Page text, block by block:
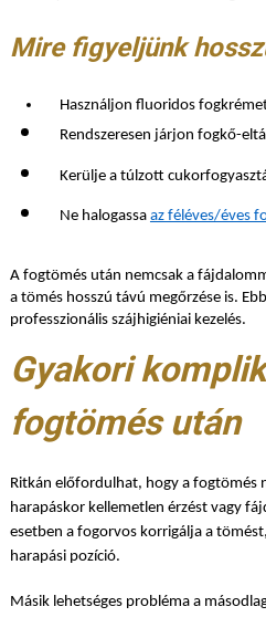
Mire figyeljünk
Használjon fluoridos
Rendszeresen járjon fogkő-
Kerülje a túlzott
Ne halogassa az féléves/éves
A fogtömés után nemcsak a
a tömés hosszú távú megőrzése is.
professzionális szájhigiéniai kezelés.
Gyakori
fogtömés után
Ritkán előfordulhat, hogy a fogtömés
harapáskor kellemetlen érzést vagy
esetben a fogorvos korrigálja a
harapási pozíció.
Másik lehetséges probléma a